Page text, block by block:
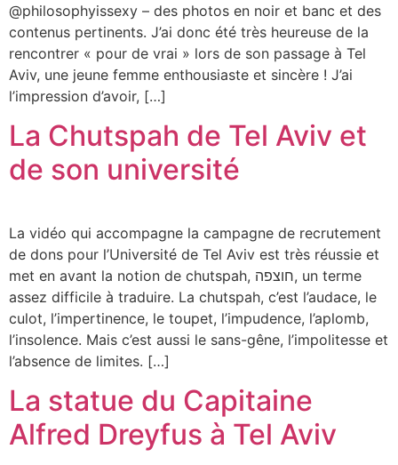
@philosophyissexy – des photos en noir et banc et des
contenus pertinents. J’ai donc été très heureuse de la
rencontrer « pour de vrai » lors de son passage à Tel
Aviv, une jeune femme enthousiaste et sincère ! J’ai
l’impression d’avoir, […]
La Chutspah de Tel Aviv et
de son université
La vidéo qui accompagne la campagne de recrutement
de dons pour l’Université de Tel Aviv est très réussie et
met en avant la notion de chutspah, חוצפה, un terme
assez difficile à traduire. La chutspah, c’est l’audace, le
culot, l’impertinence, le toupet, l’impudence, l’aplomb,
l’insolence. Mais c’est aussi le sans-gêne, l’impolitesse et
l’absence de limites. […]
La statue du Capitaine
Alfred Dreyfus à Tel Aviv